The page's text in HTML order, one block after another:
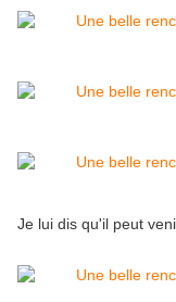
Je lui dis qu'il peut